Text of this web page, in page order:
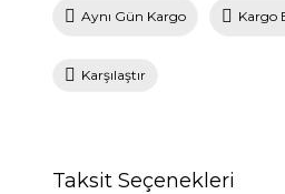
Aynı Gün Kargo Kargo
Karşılaştır
Taksit Seçenekleri